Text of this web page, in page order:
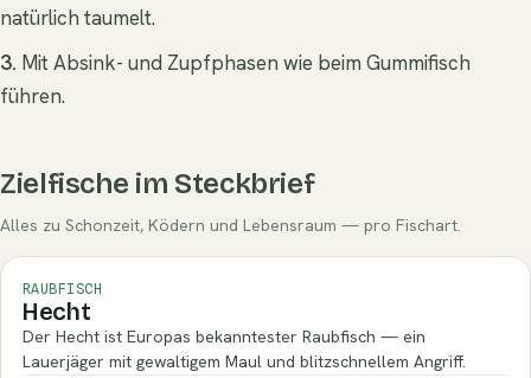
natürlich taumelt.
3. Mit Absink- und Zupfphasen wie beim Gummifisch
führen.
Zielfische im Steckbrief
Alles zu Schonzeit, Ködern und Lebensraum — pro Fischart.
RAUBFISCH
Hecht
Der Hecht ist Europas bekanntester Raubfisch — ein
Lauerjäger mit gewaltigem Maul und blitzschnellem Angriff.